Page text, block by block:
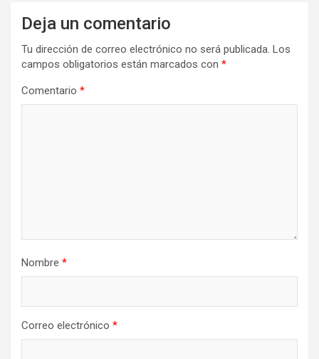
Deja un comentario
Tu dirección de correo electrónico no será publicada. Los
campos obligatorios están marcados con *
Comentario *
Nombre *
Correo electrónico *